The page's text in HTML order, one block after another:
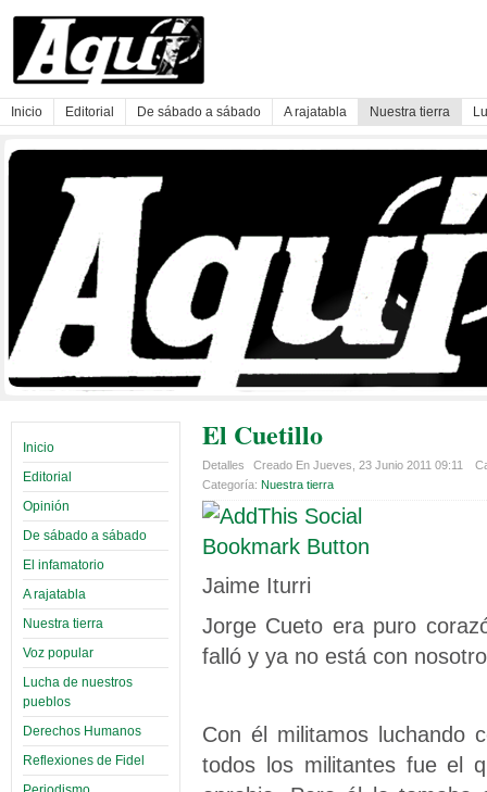
Inicio Editorial De sábado a sábado A rajatabla Nuestra tierra
Inicio
Editorial
Opinión
De sábado a sábado
El infamatorio
A rajatabla
Nuestra tierra
Voz popular
Lucha de nuestros
pueblos
Derechos Humanos
Reflexiones de Fidel
El Cuetillo
Detalles Creado En Jueves, 23 Junio 2011 09:11
Categoría: Nuestra tierra
Jaime Iturri
Jorge Cueto era puro
falló y ya no está con
Con él militamos luchando
todos los militantes fue el